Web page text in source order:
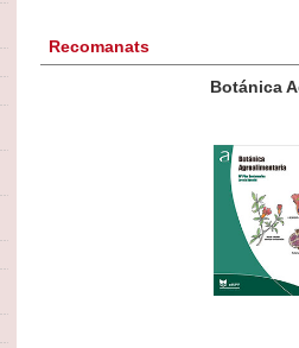
Recomanats
Botánica Agroalimentaria
IVA